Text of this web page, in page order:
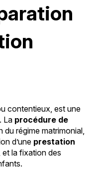
contentieux, est une
La procédure de
régime matrimonial,
d’une prestation
et la fixation des